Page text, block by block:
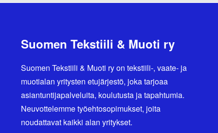
Suomen Tekstiili & Muoti ry
Suomen Tekstiili & Muoti ry on tekstiili-, vaate- ja
muotialan yritysten etujärjestö, joka tarjoaa
asiantuntijapalveluita, koulutusta ja tapahtumia.
Neuvottelemme työehtosopimukset, joita
noudattavat kaikki alan yritykset.